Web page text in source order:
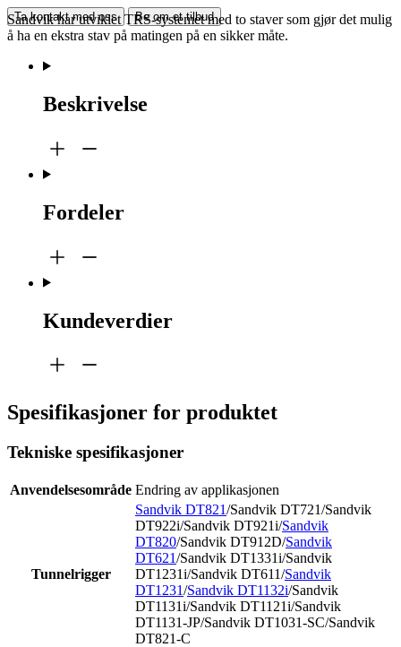
Ta kontakt med oss Be om et tilbud
Sandvik har utviklet TRS-systemet med to staver som gjør det mulig
å ha en ekstra stav på matingen på en sikker måte.
Beskrivelse
Fordeler
Kundeverdier
Spesifikasjoner for produktet
Tekniske spesifikasjoner
Anvendelsesområde Endring av applikasjonen
Tunnelrigger
Sandvik DT821/Sandvik DT721/Sandvik
DT922i/Sandvik DT921i/Sandvik
DT820/Sandvik DT912D/Sandvik
DT621/Sandvik DT1331i/Sandvik
DT1231i/Sandvik DT611/Sandvik
DT1231/Sandvik DT1132i/Sandvik
DT1131i/Sandvik DT1121i/Sandvik
DT1131-JP/Sandvik DT1031-SC/Sandvik
DT821-C